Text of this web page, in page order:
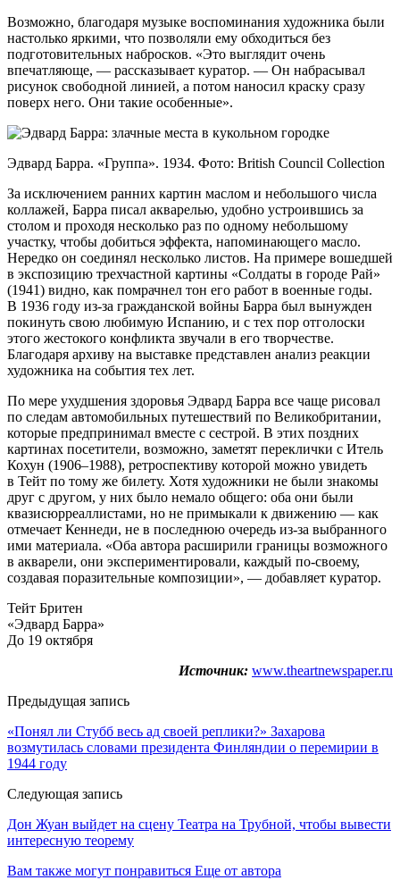
Возможно, благодаря музыке воспоминания художника были
настолько яркими, что позволяли ему обходиться без
подготовительных набросков. «Это выглядит очень
впечатляюще, — рассказывает куратор. — Он набрасывал
рисунок свободной линией, а потом наносил краску сразу
поверх него. Они такие особенные».
Эдвард Барра. «Группа». 1934. Фото: British Council Collection
За исключением ранних картин маслом и небольшого числа
коллажей, Барра писал акварелью, удобно устроившись за
столом и проходя несколько раз по одному небольшому
участку, чтобы добиться эффекта, напоминающего масло.
Нередко он соединял несколько листов. На примере вошедшей
в экспозицию трехчастной картины «Солдаты в городе Рай»
(1941) видно, как помрачнел тон его работ в военные годы.
В 1936 году из-за гражданской войны Барра был вынужден
покинуть свою любимую Испанию, и с тех пор отголоски
этого жестокого конфликта звучали в его творчестве.
Благодаря архиву на выставке представлен анализ реакции
художника на события тех лет.
По мере ухудшения здоровья Эдвард Барра все чаще рисовал
по следам автомобильных путешествий по Великобритании,
которые предпринимал вместе с сестрой. В этих поздних
картинах посетители, возможно, заметят переклички с Итель
Кохун (1906–1988), ретроспективу которой можно увидеть
в Тейт по тому же билету. Хотя художники не были знакомы
друг с другом, у них было немало общего: оба они были
квазисюрреаллистами, но не примыкали к движению — как
отмечает Кеннеди, не в последнюю очередь из-за выбранного
ими материала. «Оба автора расширили границы возможного
в акварели, они экспериментировали, каждый по-своему,
создавая поразительные композиции», — добавляет куратор.
Тейт Бритен
«Эдвард Барра»
До 19 октября
Источник: www.theartnewspaper.ru
Предыдущая запись
«Понял ли Стубб весь ад своей реплики?» Захарова
возмутилась словами президента Финляндии о перемирии в
1944 году
Следующая запись
Дон Жуан выйдет на сцену Театра на Трубной, чтобы вывести
интересную теорему
Вам также могут понравиться Еще от автора